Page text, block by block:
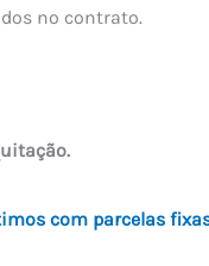
no contrato.
com parcelas